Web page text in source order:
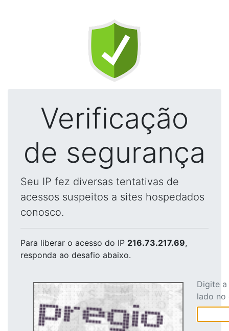
Verificação
de segurança
Seu IP fez diversas tentativas de
acessos suspeitos a sites hospedados
conosco.
Para liberar o acesso do IP 216.73.217.69,
responda ao desafio abaixo.
Digite
lado no